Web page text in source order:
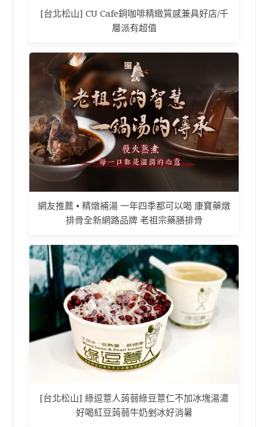
[台北松山] CU Cafe銅咖啡精緻質感兼具好店/千
層派有超值
網友推薦 • 精燉補湯 一年四季都可以喝 康寶藥燉
排骨全新網路品牌 老祖宗藥膳排骨
[台北松山] 綠逗薏人蒟蒻綠豆薏仁不加冰塊湯濃
好喝紅豆蒟蒻牛奶剉冰好消暑